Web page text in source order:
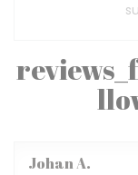
JohanA